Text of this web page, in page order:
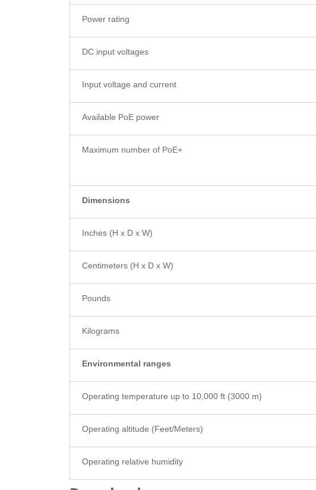
Power rating
DC input voltages
Input voltage and current
Available PoE power
Maximum number of PoE+
Dimensions
Inches (H x D x W)
Centimeters (H x D x W)
Pounds
Kilograms
Environmental ranges
Operating temperature up to 10,000 ft (3000 m)
Operating altitude (Feet/Meters)
Operating relative humidity